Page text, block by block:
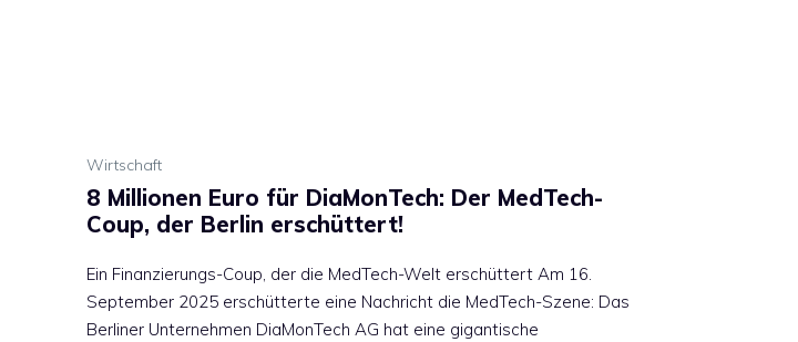
Wirtschaft
8 Millionen Euro für DiaMonTech: Der MedTech-
Coup, der Berlin erschüttert!
Ein Finanzierungs-Coup, der die MedTech-Welt erschüttert Am 16.
September 2025 erschütterte eine Nachricht die MedTech-Szene: Das
Berliner Unternehmen DiaMonTech AG hat eine gigantische